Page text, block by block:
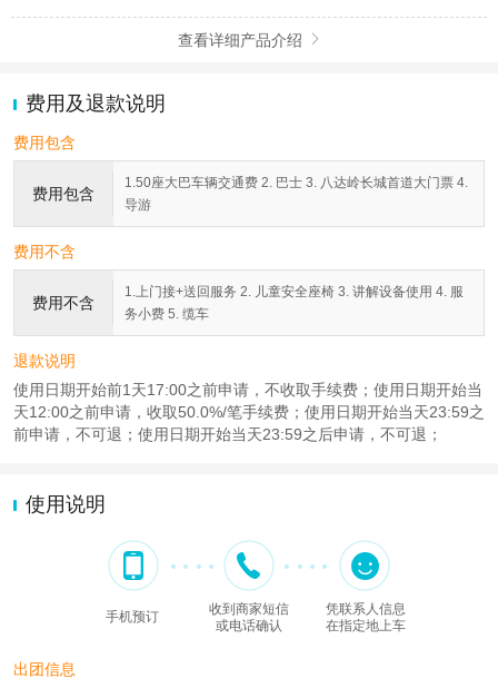
查看详细产品介绍 
费用及退款说明
费用包含
费用包含
1.50座大巴车辆交通费 2. 巴士 3. 八达岭长城首道大门票 4.
导游
费用不含
费用不含
1.上门接+送回服务 2. 儿童安全座椅 3. 讲解设备使用 4. 服
务小费 5. 缆车
退款说明
使用日期开始前1天17:00之前申请，不收取手续费；使用日期开始当
天12:00之前申请，收取50.0%/笔手续费；使用日期开始当天23:59之
前申请，不可退；使用日期开始当天23:59之后申请，不可退；
使用说明
手机预订
收到商家短信
或电话确认
凭联系人信息
在指定地上车
出团信息